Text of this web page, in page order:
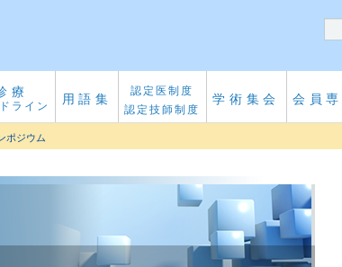
療
ライン 用語集
認定医制度
認定技師制度
学術集会 会員
ポジウム